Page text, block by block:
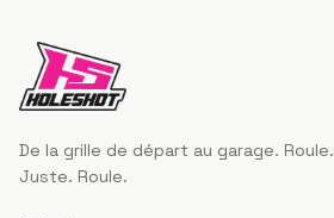
De la grille de départ au garage. Roule.
Juste. Roule.